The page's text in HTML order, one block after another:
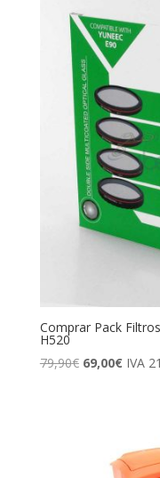
Comprar Pack
H520
79,90€ El
69,00€ElIVA